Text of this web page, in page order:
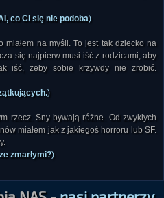
co Ci się nie podoba)
miałem na myśli. To jest tak dziecko na
się najpierw musi iść z rodzicami, aby
iść, żeby sobie krzywdy nie zrobić.
)
rzecz. Sny bywają różne. Od zwykłych
miałem jak z jakiegoś horroru lub SF.
zmarłymi?)